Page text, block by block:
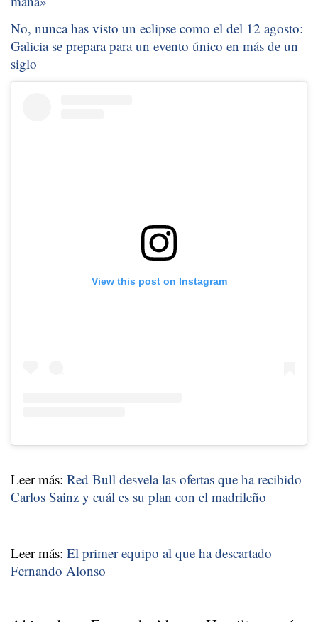
No, nunca has visto un eclipse como el del 12 agosto:
Galicia se prepara para un evento único en más de un
siglo
View this post on Instagram
Leer más: Red Bull desvela las ofertas que ha recibido
Carlos Sainz y cuál es su plan con el madrileño
Leer más: El primer equipo al que ha descartado
Fernando Alonso